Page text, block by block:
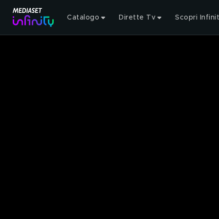
Catalogo Dirette Tv Scopri